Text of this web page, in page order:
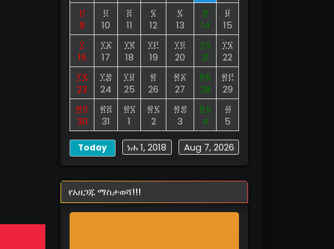
፫
9
፬
10
፭
11
፮
12
፯
13
፰
14
፱
15
፲
16
፲፩
17
፲፪
18
፲፫
19
፲፬
20
፲፭
21
፲፮
22
፲፯
23
፲፰
24
፲፱
25
፳
26
፳፩
27
፳፪
28
፳፫
29
፳፬
30
፳፭
31
፳፮
1
፳፯
2
፳፰
3
፳፱
4
፴
5
Aug 7, 2026
ነሐ 1, 2018
Today
የአዘጋጁ ማስታወሻ!!!